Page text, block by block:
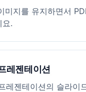
Page 1 of 4 · Internal Draft
미지를 유지하면서
요.
레젠테이션
레젠테이션의 슬라이